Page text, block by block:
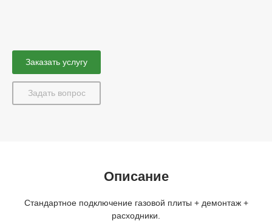
Заказать услугу
Задать вопрос
Описание
Стандартное подключение газовой плиты + демонтаж +
расходники.